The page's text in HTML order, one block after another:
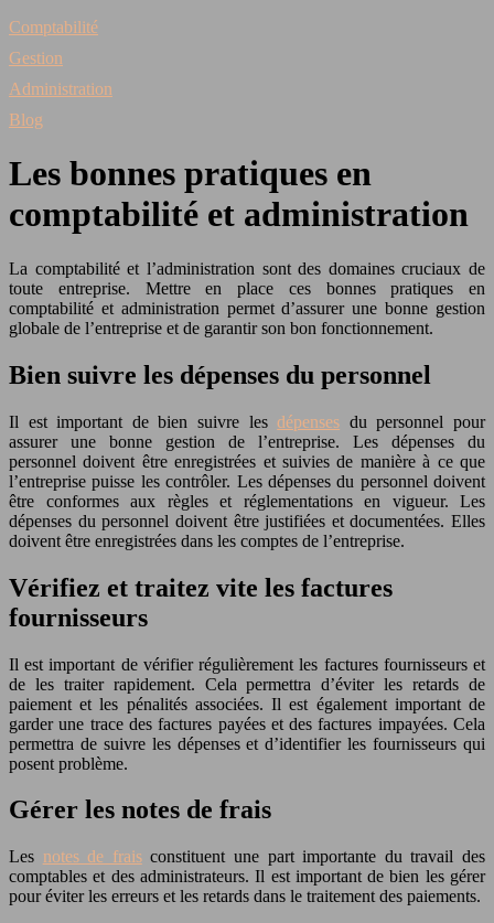
Comptabilité
Gestion
Administration
Blog
Les bonnes pratiques en
comptabilité et administration
La comptabilité et l’administration sont des domaines cruciaux de
toute entreprise. Mettre en place ces bonnes pratiques en
comptabilité et administration permet d’assurer une bonne gestion
globale de l’entreprise et de garantir son bon fonctionnement.
Bien suivre les dépenses du personnel
Il est important de bien suivre lesdépenses du personnel pour
assurer une bonne gestion de l’entreprise. Les dépenses du
personnel doivent être enregistrées et suivies de manière à ce que
l’entreprise puisse les contrôler. Les dépenses du personnel doivent
être conformes aux règles et réglementations en vigueur. Les
dépenses du personnel doivent être justifiées et documentées. Elles
doivent être enregistrées dans les comptes de l’entreprise.
Vérifiez et traitez vite les factures
fournisseurs
Il est important de vérifier régulièrement les factures fournisseurs et
de les traiter rapidement. Cela permettra d’éviter les retards de
paiement et les pénalités associées. Il est également important de
garder une trace des factures payées et des factures impayées. Cela
permettra de suivre les dépenses et d’identifier les fournisseurs qui
posent problème.
Gérer les notes de frais
Les notes de fraisconstituent une part importante du travail des
comptables et des administrateurs. Il est important de bien les gérer
pour éviter les erreurs et les retards dans le traitement des paiements.